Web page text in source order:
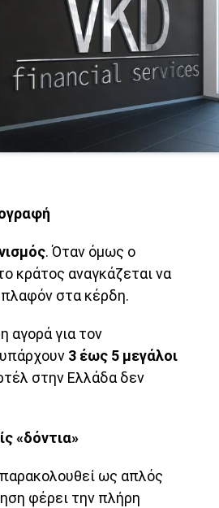
. Όταν όμως ο
κράτος αναγκάζεται να
πλαφόν στα κέρδη.
αγορά για τον
3 έως 5 μεγάλοι
στην Ελλάδα δεν
«δόντια»
ως απλός
φέρει την πλήρη